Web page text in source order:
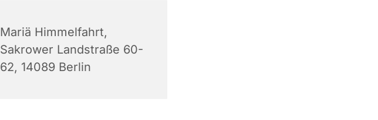
Mariä Himmelfahrt,
Sakrower Landstraße 60-
62, 14089 Berlin